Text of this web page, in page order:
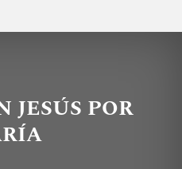
JESÚS POR